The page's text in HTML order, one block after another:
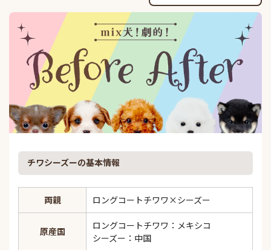
チワシーズーの基本情報
両親 ロングコートチワワ×シーズー
原産国
ロングコートチワワ：メキシコ
シーズー：中国